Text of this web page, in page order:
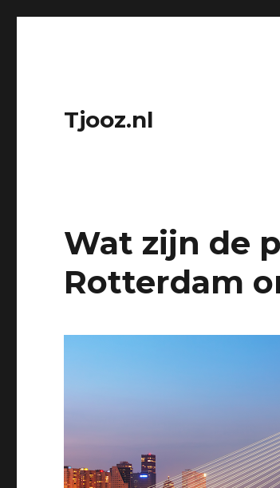
Tjooz.nl
Wat zijn de
Rotterdam